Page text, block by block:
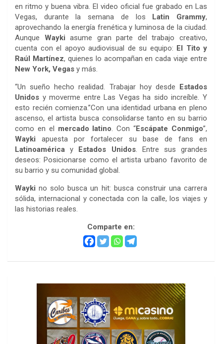
en ritmo y buena vibra. El video oficial fue grabado en Las
Vegas, durante la semana de los Latin Grammy,
aprovechando la energía frenética y luminosa de la ciudad.
Aunque Wayki asume gran parte del trabajo creativo,
cuenta con el apoyo audiovisual de su equipo: El Tito y
Raúl Martínez, quienes lo acompañan en cada viaje entre
New York, Vegas y más.
“Un sueño hecho realidad. Trabajar hoy desde Estados
Unidos y moverme entre Las Vegas ha sido increíble. Y
esto recién comienza.”Con una identidad urbana en pleno
ascenso, el artista busca consolidarse tanto en su barrio
como en el mercado latino. Con “Escápate Conmigo”,
Wayki apuesta por fortalecer su base de fans en
Latinoamérica y Estados Unidos. Entre sus grandes
deseos: Posicionarse como el artista urbano favorito de
su barrio y su comunidad global.
Wayki no solo busca un hit: busca construir una carrera
sólida, internacional y conectada con la calle, los viajes y
las historias reales.
Comparte en: